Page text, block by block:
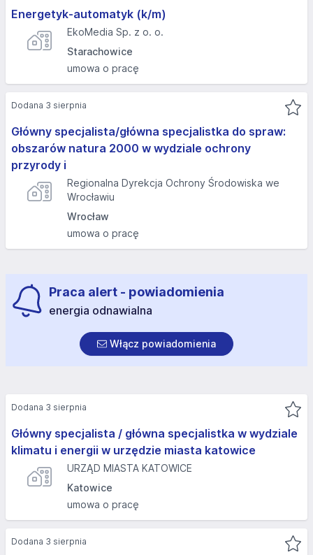
Energetyk-automatyk (k/m)
EkoMedia Sp. z o. o.
Starachowice
umowa o pracę
Główny specjalista/główna specjalistka do spraw:
obszarów natura 2000 w wydziale ochrony
przyrody i
Regionalna Dyrekcja Ochrony Środowiska we
Wrocławiu
Wrocław
umowa o pracę
Dodana 3 sierpnia
Praca alert - powiadomienia
energia odnawialna
Włącz powiadomienia
Główny specjalista / główna specjalistka w wydziale
klimatu i energii w urzędzie miasta katowice
URZĄD MIASTA KATOWICE
Katowice
umowa o pracę
Dodana 3 sierpnia
Dodana 3 sierpnia